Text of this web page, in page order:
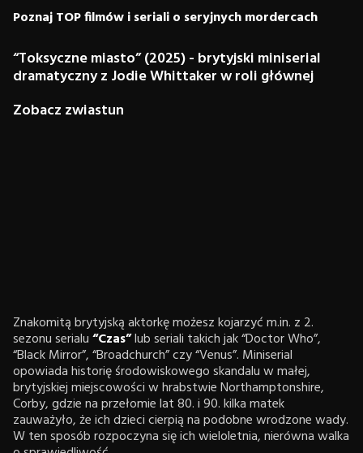
Poznaj TOP filmów i seriali o seryjnych mordercach
“Toksyczne miasto” (2025) - brytyjski miniserial
dramatyczny z Jodie Whittaker w roli głównej
Zobacz zwiastun
Znakomitą brytyjską aktorkę możesz kojarzyć m.in. z 2.
sezonu serialu“Czas”lub seriali takich jak “Doctor Who”,
“Black Mirror”, “Broadchurch” czy “Venus”. Miniserial
opowiada historię środowiskowego skandalu w małej,
brytyjskiej miejscowości w hrabstwie Northamptonshire,
Corby, gdzie na przełomie lat 80. i 90. kilka matek
zauważyło, że ich dzieci cierpią na podobne wrodzone wady.
W ten sposób rozpoczyna się ich wieloletnia, nierówna walka